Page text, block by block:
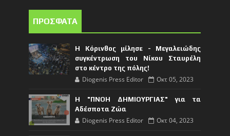
ΠΡΟΣΦΑΤΑ
Η Κόρινθος μίλησε - Μεγαλειώδης
συγκέντρωση του Νίκου Σταυρέλη
στο κέντρο της πόλης!
Diogenis Press Editor Οκτ 05, 2023
Η "ΠΝΟΗ ΔΗΜΙΟΥΡΓΙΑΣ" για τα
Αδέσποτα Ζώα
Diogenis Press Editor Οκτ 04, 2023